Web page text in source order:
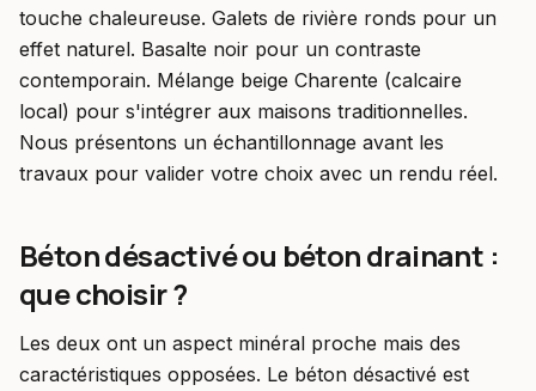
touche chaleureuse. Galets de rivière ronds pour un
effet naturel. Basalte noir pour un contraste
contemporain. Mélange beige Charente (calcaire
local) pour s'intégrer aux maisons traditionnelles.
Nous présentons un échantillonnage avant les
travaux pour valider votre choix avec un rendu réel.
Béton désactivé ou béton drainant :
que choisir ?
Les deux ont un aspect minéral proche mais des
caractéristiques opposées. Le béton désactivé est